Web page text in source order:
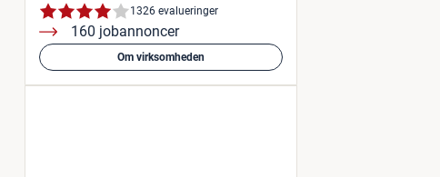
1326 evalueringer
160 jobannoncer
Om virksomheden